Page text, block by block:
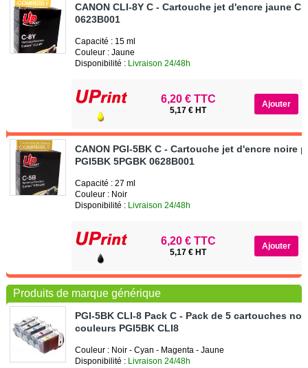
CANON CLI-8Y C - Cartouche jet d'encre jaune
0623B001
Capacité : 15 ml
Couleur : Jaune
Disponibilité : Livraison 24/48h
6,20 € TTC
5,17 € HT
CANON PGI-5BK C - Cartouche jet d'encre noire
PGI5BK 5PGBK 0628B001
Capacité : 27 ml
Couleur : Noir
Disponibilité : Livraison 24/48h
6,20 € TTC
5,17 € HT
Produits de marque générique
PGI-5BK CLI-8 Pack C - Pack de 5 cartouches
couleurs PGI5BK CLI8
Couleur : Noir - Cyan - Magenta - Jaune
Disponibilité : Livraison 24/48h